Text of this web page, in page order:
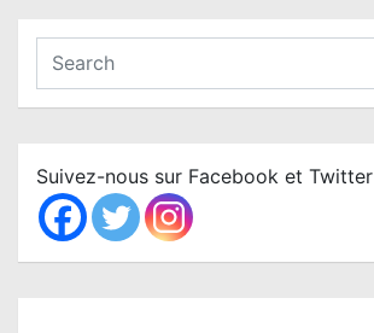
a
c
h
Suivez-nous sur Facebook et Twitter